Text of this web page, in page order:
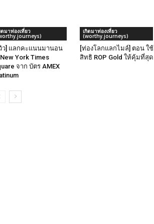
ดมาท่องเที่ยว
ว] แลกคะแนนมานอน
York Times
จาก บัตร AMEX
เกิดมาท่องเที่ยว
(worthy.journeys)
[ท่องโลกแลกไมล์] ตอน ใช้
สิทธิ ROP Gold ให้คุ้มที่สุด